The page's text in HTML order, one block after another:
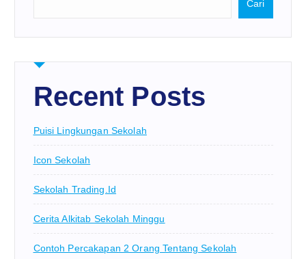
Cari
Recent Posts
Puisi Lingkungan Sekolah
Icon Sekolah
Sekolah Trading.id
Cerita Alkitab Sekolah Minggu
Contoh Percakapan 2 Orang Tentang Sekolah